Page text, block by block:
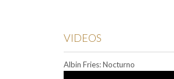
VIDEOS
Albin Fries: Nocturno